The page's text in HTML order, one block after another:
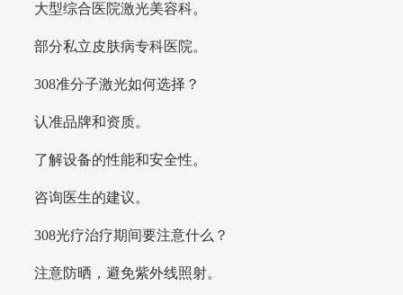
大型综合医院激光美容科。
部分私立皮肤病专科医院。
308准分子激光如何选择？
认准品牌和资质。
了解设备的性能和安全性。
咨询医生的建议。
308光疗治疗期间要注意什么？
注意防晒，避免紫外线照射。